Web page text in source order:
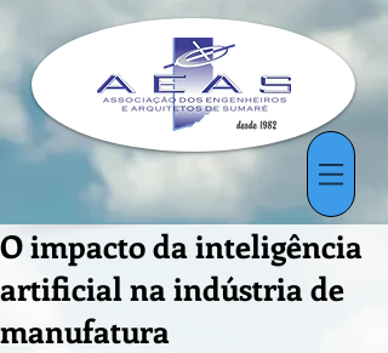
O impacto da inteligência
artificial na indústria de
manufatura